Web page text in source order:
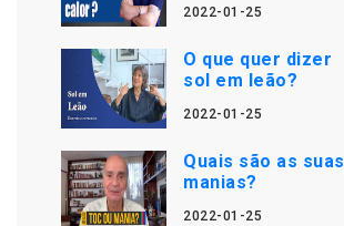
2022-01-25
O que quer dizer
sol em leão?
2022-01-25
Quais são as suas
manias?
2022-01-25